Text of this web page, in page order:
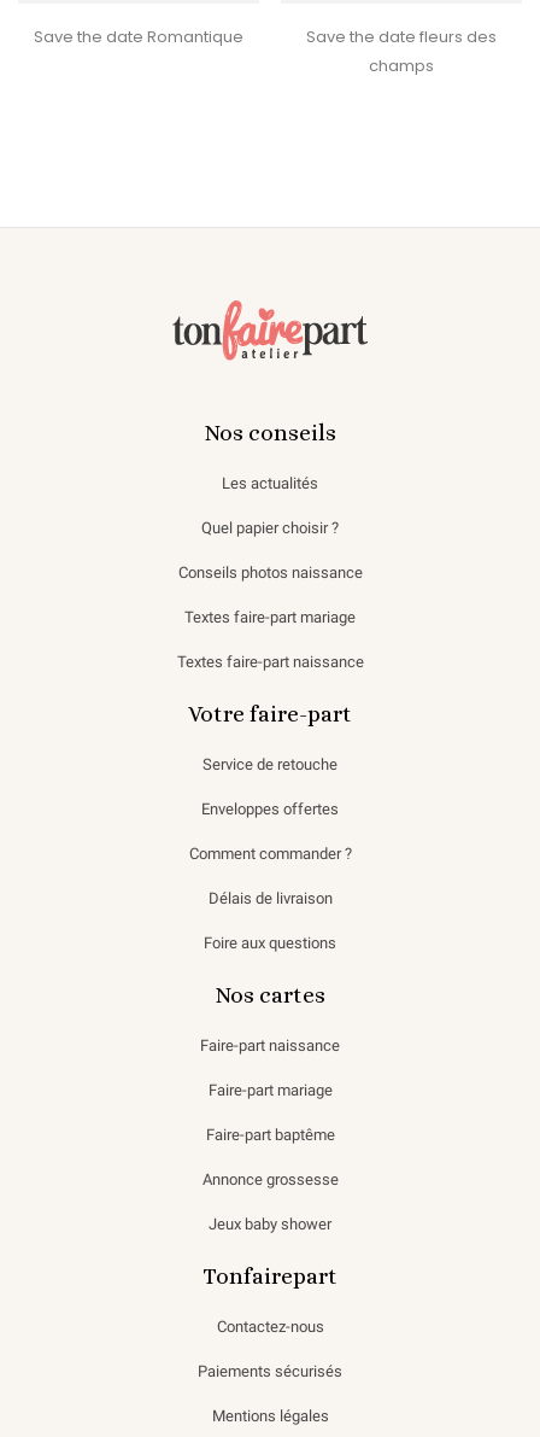
Save the date Romantique
Save the date fleurs des
champs
Nos conseils
Les actualités
Quel papier choisir ?
Conseils photos naissance
Textes faire-part mariage
Textes faire-part naissance
Votre faire-part
Service de retouche
Enveloppes offertes
Comment commander ?
Délais de livraison
Foire aux questions
Nos cartes
Faire-part naissance
Faire-part mariage
Faire-part baptême
Annonce grossesse
Jeux baby shower
Tonfairepart
Contactez-nous
Paiements sécurisés
Mentions légales